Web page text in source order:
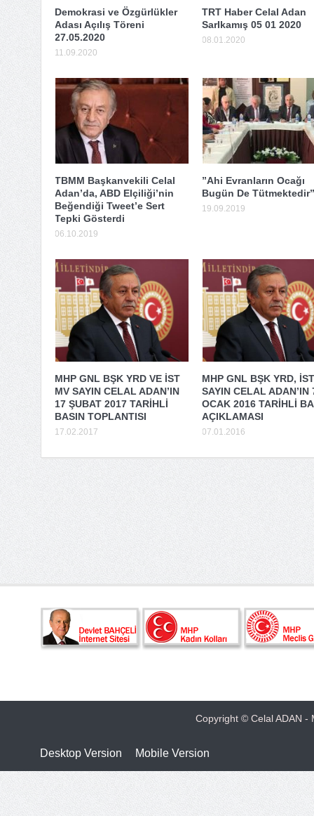
Demokrasi ve Özgürlükler
Adası Açılış Töreni
27.05.2020
11.09.2020
TRT Haber Celal Adan
SarIkamış 05 01 2020
08.01.2020
TBMM Başkanvekili Celal
Adan’da, ABD Elçiliği’nin
Beğendiği Tweet’e Sert
Tepki Gösterdi
06.10.2019
”Ahi Evranların Ocağı
Bugün De
19.09.2019
MHP GNL BŞK YRD VE İST
MV SAYIN CELAL ADAN’IN
17 ŞUBAT 2017 TARİHLİ
BASIN TOPLANTISI
17.02.2017
MHP GNL BŞK YRD,
SAYIN CELAL ADAN’IN
OCAK 2016 TARİHLİ
AÇIKLAMASI
07.01.2016
Copyright © Celal ADAN -
Desktop Version Mobile Version